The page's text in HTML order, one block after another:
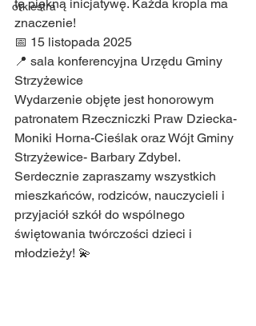
orkiestra
tę piękną inicjatywę. Każda kropla ma
znaczenie!
📅 15 listopada 2025
📍 sala konferencyjna Urzędu Gminy
Strzyżewice
Wydarzenie objęte jest honorowym
patronatem Rzeczniczki Praw Dziecka-
Moniki Horna-Cieślak oraz Wójt Gminy
Strzyżewice- Barbary Zdybel.
Serdecznie zapraszamy wszystkich
mieszkańców, rodziców, nauczycieli i
przyjaciół szkół do wspólnego
świętowania twórczości dzieci i
młodzieży! 💫